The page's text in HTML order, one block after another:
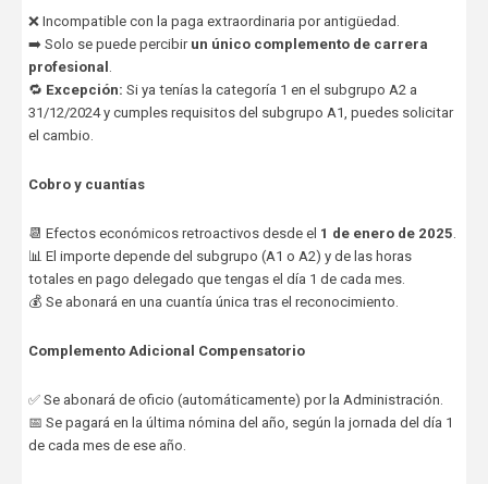
❌ Incompatible con la paga extraordinaria por antigüedad.
➡️ Solo se puede percibir un único complemento de carrera
profesional
🔁 Excepción: Si ya tenías la categoría 1 en el subgrupo A2 a
31/12/2024 y cumples requisitos del subgrupo A1, puedes solicitar
el cambio.
Cobro y cuantías
📆 Efectos económicos retroactivos desde el 1 de enero de 2025
📊 El importe depende del subgrupo (A1 o A2) y de las horas
totales en pago delegado que tengas el día 1 de cada mes.
💰 Se abonará en una cuantía única tras el reconocimiento.
Complemento Adicional Compensatorio
✅ Se abonará de oficio (automáticamente) por la Administración.
📅 Se pagará en la última nómina del año, según la jornada del día 1
de cada mes de ese año.